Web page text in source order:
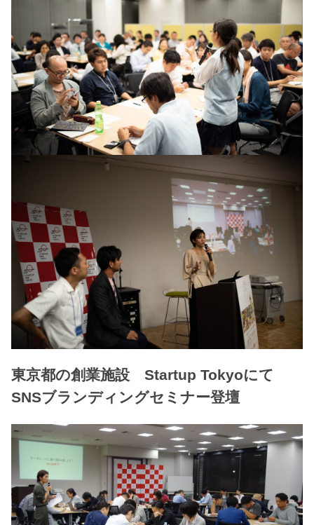
東京都の創業施設 Startup Tokyoにて
SNSブランディングセミナー登壇